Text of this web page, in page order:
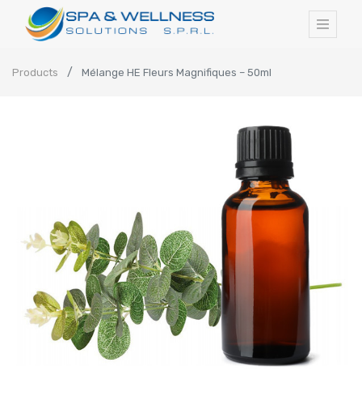
Products Mélange HE Fleurs Magnifiques – 50ml